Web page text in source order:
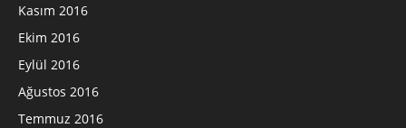
Kasım 2016
Ekim 2016
Eylül 2016
Ağustos 2016
Temmuz 2016